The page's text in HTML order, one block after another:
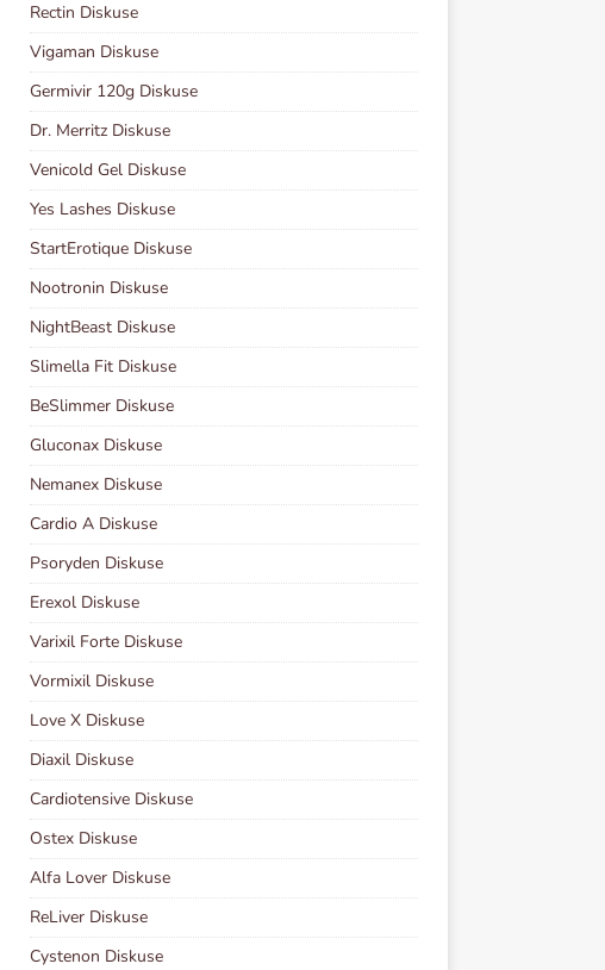
Rectin Diskuse
Vigaman Diskuse
Germivir 120g Diskuse
Dr. Merritz Diskuse
Venicold Gel Diskuse
Yes Lashes Diskuse
StartErotique Diskuse
Nootronin Diskuse
NightBeast Diskuse
Slimella Fit Diskuse
BeSlimmer Diskuse
Gluconax Diskuse
Nemanex Diskuse
Cardio A Diskuse
Psoryden Diskuse
Erexol Diskuse
Varixil Forte Diskuse
Vormixil Diskuse
Love X Diskuse
Diaxil Diskuse
Cardiotensive Diskuse
Ostex Diskuse
Alfa Lover Diskuse
ReLiver Diskuse
Cystenon Diskuse